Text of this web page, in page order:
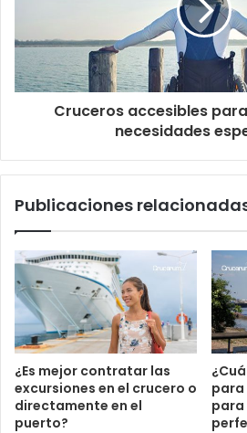
Cruceros accesibles
necesidades
Publicaciones
¿Es mejor contratar las
excursiones en el crucero o
directamente en el
puerto?
para
para